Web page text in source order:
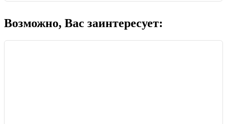
Возможно, Вас заинтересует: